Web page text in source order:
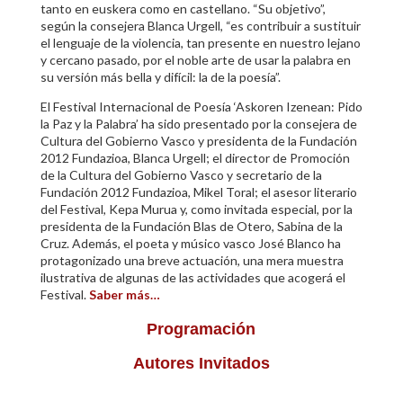
tanto en euskera como en castellano. “Su objetivo”,
según la consejera Blanca Urgell, “es contribuir a sustituir
el lenguaje de la violencia, tan presente en nuestro lejano
y cercano pasado, por el noble arte de usar la palabra en
su versión más bella y difícil: la de la poesía”.
El Festival Internacional de Poesía ‘Askoren Izenean: Pido
la Paz y la Palabra’ ha sido presentado por la consejera de
Cultura del Gobierno Vasco y presidenta de la Fundación
2012 Fundazioa, Blanca Urgell; el director de Promoción
de la Cultura del Gobierno Vasco y secretario de la
Fundación 2012 Fundazioa, Mikel Toral; el asesor literario
del Festival, Kepa Murua y, como invitada especial, por la
presidenta de la Fundación Blas de Otero, Sabina de la
Cruz. Además, el poeta y músico vasco José Blanco ha
protagonizado una breve actuación, una mera muestra
ilustrativa de algunas de las actividades que acogerá el
Festival.Saber más…
Programación
Autores Invitados